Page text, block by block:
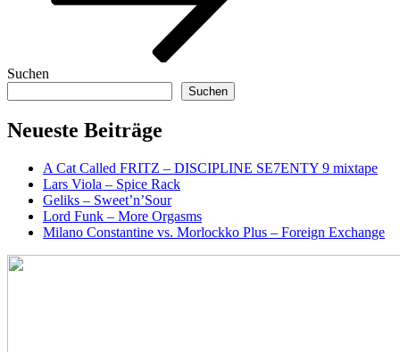
Suchen
Suchen
Neueste Beiträge
A Cat Called FRITZ – DISCIPLINE SE7ENTY 9 mixtape
Lars Viola – Spice Rack
Geliks – Sweet’n’Sour
Lord Funk – More Orgasms
Milano Constantine vs. Morlockko Plus – Foreign Exchange